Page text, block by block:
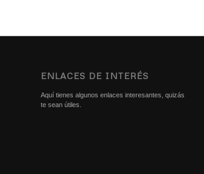
ENLACES DE INTERÉS
Aquí tienes algunos enlaces interesantes, quizás
te sean útiles.